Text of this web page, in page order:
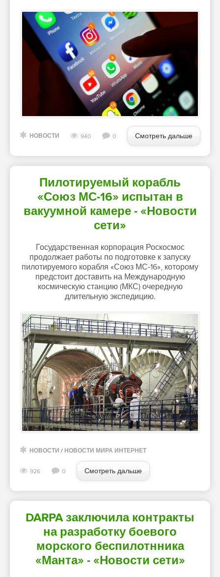
НОВОСТИ 940 0 Смотреть дальше
Пилотируемый корабль
«Союз МС-16» испытан в
вакуумной камере - «Новости
сети»
Государственная корпорация Роскосмос
продолжает работы по подготовке к запуску
пилотируемого корабля «Союз МС-16», которому
предстоит доставить на Международную
космическую станцию (МКС) очередную
длительную экспедицию.
НОВОСТИ / НОВОСТИ МИРА ИНТЕРНЕТ
926 0 Смотреть дальше
DARPA заключила контракты
на разработку боевого
морского беспилотнника
«Манта» - «Новости сети»